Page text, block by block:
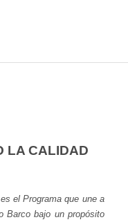
LA CALIDAD
el Programa que une a
Barco bajo un propósito